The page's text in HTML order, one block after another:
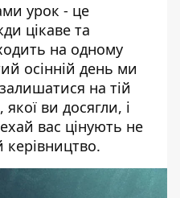
урок - це
цікаве та
на одному
осінній день ми
на тій
ви досягли, і
вас цінують не
керівництво.